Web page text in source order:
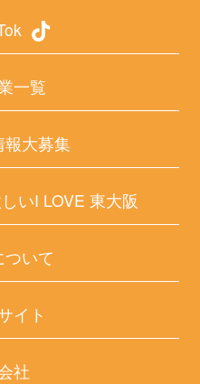
一覧
報大募集
いI LOVE 東大阪
ついて
イト
社